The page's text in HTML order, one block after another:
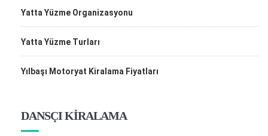
Yatta Yüzme Organizasyonu
Yatta Yüzme Turları
Yılbaşı Motoryat Kiralama Fiyatları
DANSÇI KİRALAMA